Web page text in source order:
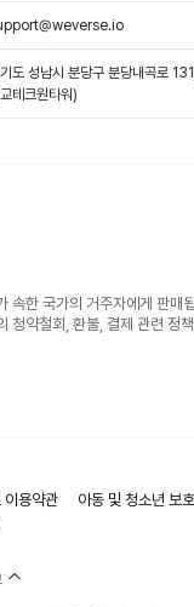
도 성남시 분당구 분당내곡로
테크원타워)
속한 국가의 거주자에게 판매
청약철회, 환불, 결제 관련 정
이용약관 아동 및 청소년 보